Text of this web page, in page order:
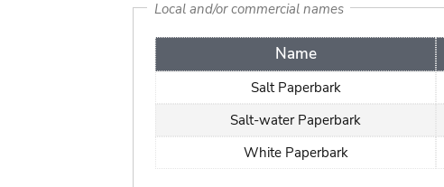
Local and/or commercial names
Name
Salt Paperbark
Salt-water Paperbark
White Paperbark